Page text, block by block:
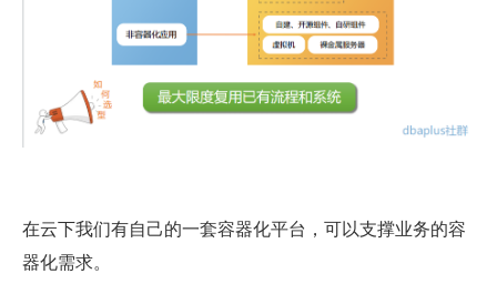
在云下我们有自己的一套容器化平台，可以支撑业务的容
器化需求。